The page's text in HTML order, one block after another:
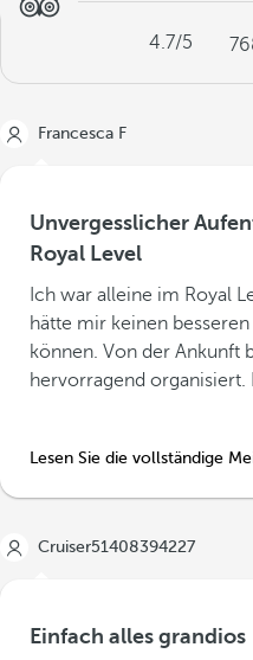
4.7/5
Francesca F
Unvergesslicher
Royal Level
Ich war alleine im Royal
hätte mir keinen
können. Von der Ankunft
hervorragend organisiert.
Lesen Sie die vollständige
Cruiser51408394227
Einfach alles grandios